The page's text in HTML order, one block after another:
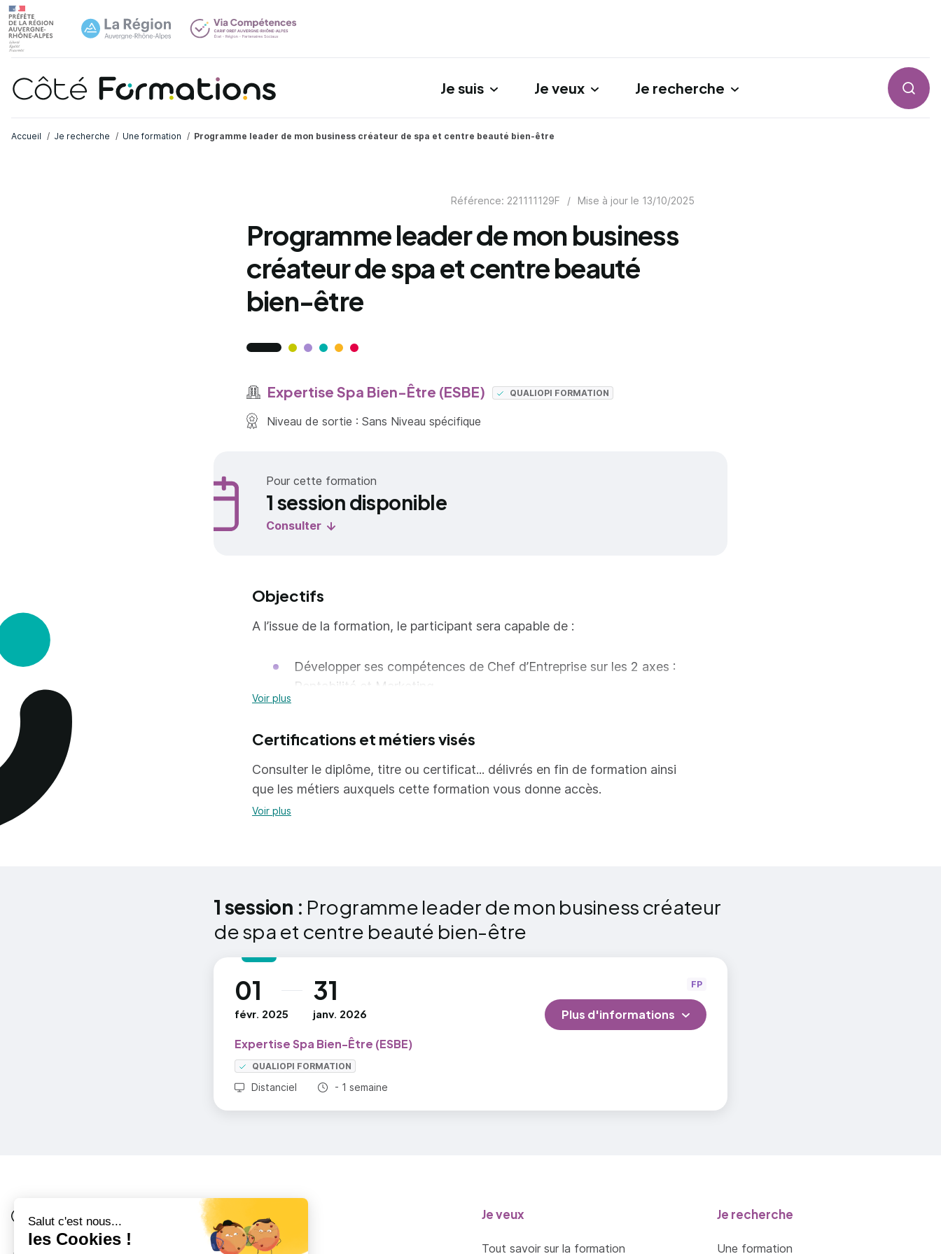
Je suis Je veux Je recherche
Accueil Je recherche Une formation Programme leader de mon business créateur de spa et centre beauté bien-être
Référence: 221111129F / Mise à jour le 13/10/2025
Programme leader de mon business
créateur de spa et centre beauté
bien-être
Expertise Spa Bien-Être (ESBE) QUALIOPI FORMATION
Niveau de sortie : Sans Niveau spécifique
Pour cette formation
1 session disponible
Consulter
Objectifs
A l’issue de la formation, le participant sera capable de :
Développer ses compétences de Chef d’Entreprise sur les 2 axes :
Rentabilité et Marketing
Valider son Positionnement Marketing et Créer sa Stratégie de
Élaborer la Vision à moyen et long terme utile à la pérennité du
Voir plus
Certifications et métiers visés
Consulter le diplôme, titre ou certificat... délivrés en fin de formation ainsi
que les métiers auxquels cette formation vous donne accès.
Voir plus
1 session : Programme leader de mon business créateur
de spa et centre beauté bien-être
01
févr. 2025
au 31
janv. 2026
Expertise Spa Bien-Être (ESBE)
QUALIOPI FORMATION
Distanciel Durée totale :
- 1 semaine
FP
Plus d'informations
Je suis
Au collège
Je veux
Tout savoir sur la formation
Je recherche
Une formation